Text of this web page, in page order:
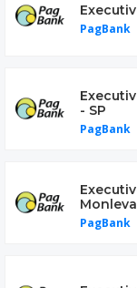
PagBank
- SP
PagBank
PagBank